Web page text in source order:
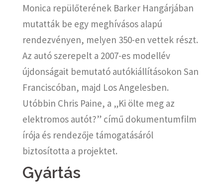
Monica repülőterének Barker Hangárjában
mutatták be egy meghívásos alapú
rendezvényen, melyen 350-en vettek részt.
Az autó szerepelt a 2007-es modellév
újdonságait bemutató autókiállításokon San
Franciscóban, majd Los Angelesben.
Utóbbin Chris Paine, a „Ki ölte meg az
elektromos autót?” című dokumentumfilm
írója és rendezője támogatásáról
biztosította a projektet.
Gyártás